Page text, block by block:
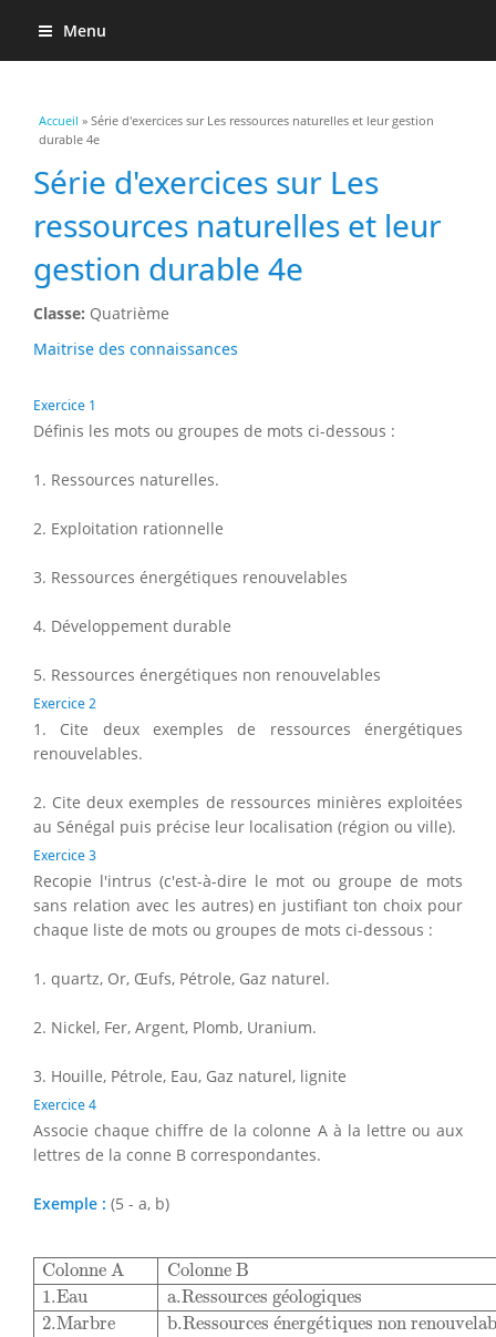
Menu
Vous êtes ici
Accueil » Série d'exercices sur Les ressources naturelles et leur gestion
durable 4e
Série d'exercices sur Les
ressources naturelles et leur
gestion durable 4e
Classe: Quatrième
Maitrise des connaissances
Exercice 1
Définis les mots ou groupes de mots ci-dessous :
1. Ressources naturelles.
2. Exploitation rationnelle
3. Ressources énergétiques renouvelables
4. Développement durable
5. Ressources énergétiques non renouvelables
Exercice 2
1. Cite deux exemples de ressources énergétiques
renouvelables.
2. Cite deux exemples de ressources minières exploitées
au Sénégal puis précise leur localisation (région ou ville).
Exercice 3
Recopie l'intrus (c'est-à-dire le mot ou groupe de mots
sans relation avec les autres) en justifiant ton choix pour
chaque liste de mots ou groupes de mots ci-dessous :
1. quartz, Or, Œufs, Pétrole, Gaz naturel.
2. Nickel, Fer, Argent, Plomb, Uranium.
3. Houille, Pétrole, Eau, Gaz naturel, lignite
Exercice 4
Associe chaque chiffre de la colonne A à la lettre ou aux
lettres de la conne B correspondantes.
Exemple : (5 - a, b)
Colonne A
Colonne B
1.Eau
a.Ressources géologiques
2.Marbre
b.Ressources énergétiques non
Colonne AColonne B1.Eaua.Ressources géologiques